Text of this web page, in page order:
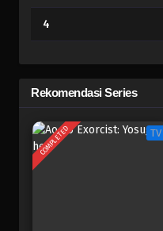
4
2
1
Rekomendasi Series
COMPLETED TV